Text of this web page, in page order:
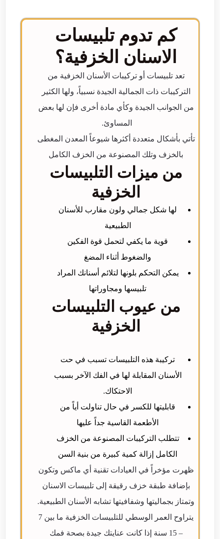
كم تدوم تلبيسات
الاسنان الخزفية؟
تعد تلبيسات أو تركيبات الأسنان الخزفية من
التركيبات ذات الجمالية الجيدة نسبياً، ولها الكثير
من الجوانب الجيدة وكأي مادة أخرى فإن لها بعض
المساوئ.
تأتي بأشكال متعددة أكثرها شيوعاً المعدن المغطى
بالخزف وتلك المصنوعة من الخزف الكامل
من ميزات التلبيسات
الخزفية
لها شكل جمالي ولون مقارب للأسنان
الطبيعية
قوية ما يكفي لتحمل قوة الفكين
والضغوط أثناء المضغ
يمكن التحكم بلونها لتلائم أسنانك المراد
تلبيسها ومجاوراتها
من عيوب التلبيسات
الخزفية
تركيبة هذه التلبيسات تسبب في حت
الأسنان المقابلة لها في الفك الآخر بسبب
الاحتكاك.
قابليتها للكسر في حال تناولت أياً من
الأطعمة القاسية جداً عليها
تتطلب التركيبات المصنوعة من الخزف
الكامل إزالة كمية كبيرة من بنية السن
ظهرت مؤخراً في العيادات تقنية أي ماكس وتكون
بإضافة طبقة خزف رقيقة إلى تلبيسات الاسنان
وتمتاز بجماليتها وشفافيتها تشابه الأسنان الطبيعية.
يتراوح العمر الوسطي للتلبيسات الخزفية ما بين 7
– 15 سنة إذا كانت عنايتك جيدة بصحة فمك